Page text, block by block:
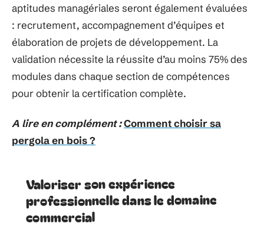
aptitudes managériales seront également évaluées
: recrutement, accompagnement d’équipes et
élaboration de projets de développement. La
validation nécessite la réussite d’au moins 75% des
modules dans chaque section de compétences
pour obtenir la certification complète.
A lire en complément :Comment choisir sa
pergola en bois ?
Valoriser son expérience
professionnelle dans le domaine
commercial